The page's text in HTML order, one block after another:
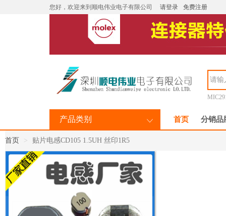
您好，欢迎来到顺电伟业电子有限公司 请登录 免费注册
产品类别 首页 分销品
首页 贴片电感CD105 1.5UH 丝印1R5